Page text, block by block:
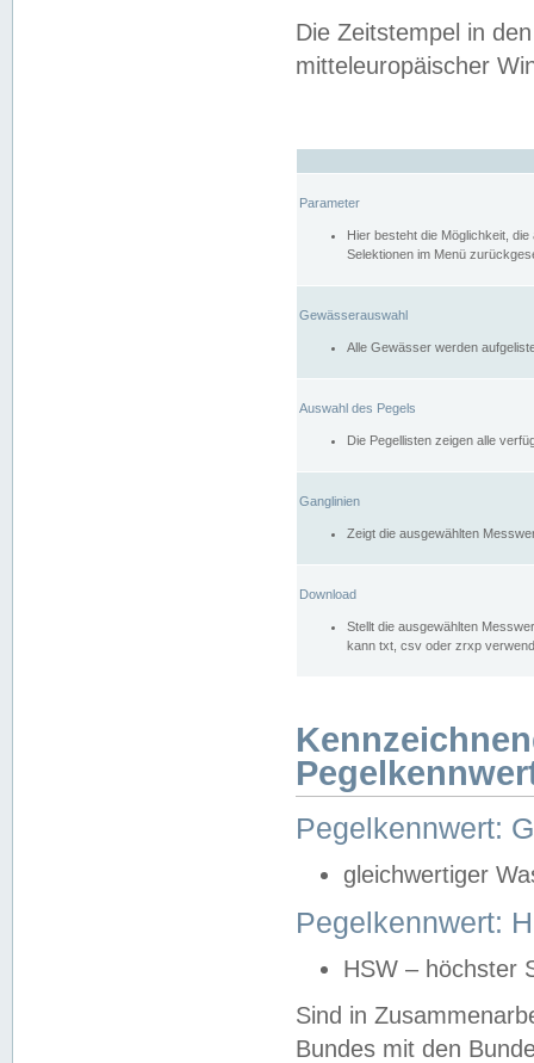
Die Zeitstempel in
mitteleuropäischer
Parameter
Hier besteht die Möglichkeit,
Selektionen im Menü
Gewässerauswahl
Alle Gewässer werden
Auswahl des Pegels
Die Pegellisten zeigen alle
Ganglinien
Zeigt die ausgewählten
Download
Stellt die ausgewählten
kann txt, csv oder zrxp
Pegelkennwert:
gleichwertiger
Pegelkennwert:
HSW – höchster
Sind in
Bundes mit den